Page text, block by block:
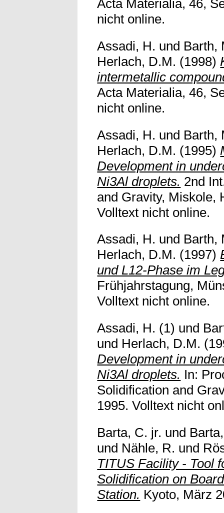
Acta Materialia, 46,
nicht online.
Assadi, H. und Barth,
Herlach, D.M. (1998)
intermetallic
Acta Materialia, 46,
nicht online.
Assadi, H. und Barth,
Herlach, D.M. (1995)
Development in
Ni3Al droplets. 2nd
and Gravity, Miskole,
Volltext nicht online.
Assadi, H. und Barth,
Herlach, D.M. (1997)
und L12-Phase im
Frühjahrstagung,
Volltext nicht online.
Assadi, H. (1) und
und Herlach, D.M.
Development in
Ni3Al droplets. In:
Solidification and
1995. Volltext nicht
Barta, C. jr. und
und Nähle, R. und
TITUS Facility - Tool
Solidification on
Station. Kyoto, März